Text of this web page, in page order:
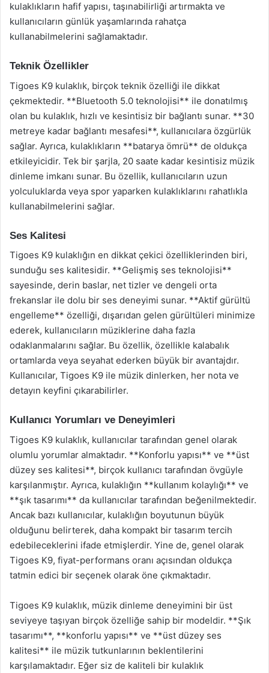
kulaklıkların hafif yapısı, taşınabilirliği artırmakta ve
kullanıcıların günlük yaşamlarında rahatça
kullanabilmelerini sağlamaktadır.
Teknik Özellikler
Tigoes K9 kulaklık, birçok teknik özelliği ile dikkat
çekmektedir. **Bluetooth 5.0 teknolojisi** ile donatılmış
olan bu kulaklık, hızlı ve kesintisiz bir bağlantı sunar. **30
metreye kadar bağlantı mesafesi**, kullanıcılara özgürlük
sağlar. Ayrıca, kulaklıkların **batarya ömrü** de oldukça
etkileyicidir. Tek bir şarjla, 20 saate kadar kesintisiz müzik
dinleme imkanı sunar. Bu özellik, kullanıcıların uzun
yolculuklarda veya spor yaparken kulaklıklarını rahatlıkla
kullanabilmelerini sağlar.
Ses Kalitesi
Tigoes K9 kulaklığın en dikkat çekici özelliklerinden biri,
sunduğu ses kalitesidir. **Gelişmiş ses teknolojisi**
sayesinde, derin baslar, net tizler ve dengeli orta
frekanslar ile dolu bir ses deneyimi sunar. **Aktif gürültü
engelleme** özelliği, dışarıdan gelen gürültüleri minimize
ederek, kullanıcıların müziklerine daha fazla
odaklanmalarını sağlar. Bu özellik, özellikle kalabalık
ortamlarda veya seyahat ederken büyük bir avantajdır.
Kullanıcılar, Tigoes K9 ile müzik dinlerken, her nota ve
detayın keyfini çıkarabilirler.
Kullanıcı Yorumları ve Deneyimleri
Tigoes K9 kulaklık, kullanıcılar tarafından genel olarak
olumlu yorumlar almaktadır. **Konforlu yapısı** ve **üst
düzey ses kalitesi**, birçok kullanıcı tarafından övgüyle
karşılanmıştır. Ayrıca, kulaklığın **kullanım kolaylığı** ve
**şık tasarımı** da kullanıcılar tarafından beğenilmektedir.
Ancak bazı kullanıcılar, kulaklığın boyutunun büyük
olduğunu belirterek, daha kompakt bir tasarım tercih
edebileceklerini ifade etmişlerdir. Yine de, genel olarak
Tigoes K9, fiyat-performans oranı açısından oldukça
tatmin edici bir seçenek olarak öne çıkmaktadır.
Tigoes K9 kulaklık, müzik dinleme deneyimini bir üst
seviyeye taşıyan birçok özelliğe sahip bir modeldir. **Şık
tasarımı**, **konforlu yapısı** ve **üst düzey ses
kalitesi** ile müzik tutkunlarının beklentilerini
karşılamaktadır. Eğer siz de kaliteli bir kulaklık